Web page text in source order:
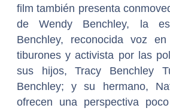
film también presenta
de Wendy Benchley, la
Benchley, reconocida voz
tiburones y activista por las
sus hijos, Tracy Benchley
Benchley; y su hermano,
ofrecen una perspectiva